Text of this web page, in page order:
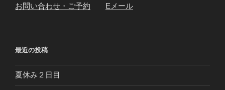
お問い合わせ・ご予約 Eメール
最近の投稿
夏休み２日目